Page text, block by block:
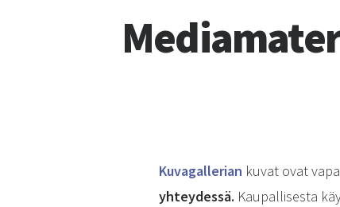
Kuvagallerian kuvat ovat
yhteydessä. Kaupallisesta